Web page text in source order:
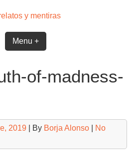
Menu +
of-madness-
2019 | By Borja Alonso
No